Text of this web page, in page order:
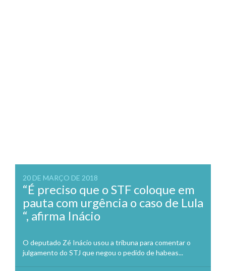
20 DE MARÇO DE 2018
“É preciso que o STF coloque em
pauta com urgência o caso de Lula
“, afirma Inácio
O deputado Zé Inácio usou a tribuna para comentar o
julgamento do STJ que negou o pedido de habeas...